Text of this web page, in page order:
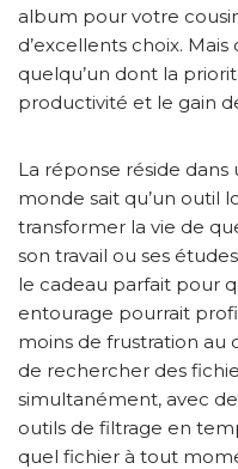
album pour votre
d’excellents choix.
quelqu’un dont la
productivité et le gain
La réponse réside
monde sait qu’un outil
transformer la vie de
son travail ou ses
le cadeau parfait pour
entourage pourrait
moins de frustration au
de rechercher des
simultanément, avec
outils de filtrage en
quel fichier à tout